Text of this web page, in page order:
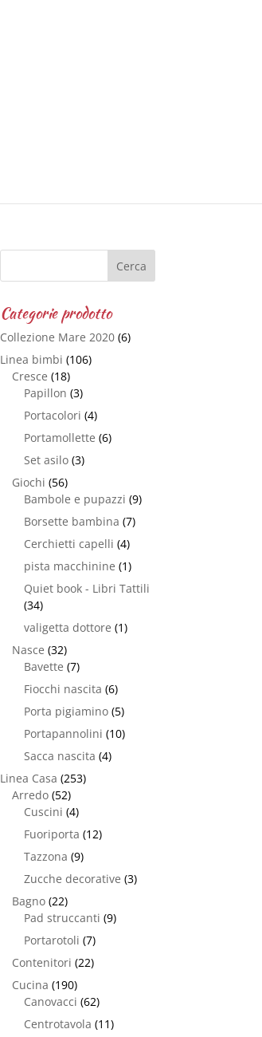
Categorie prodotto
Collezione Mare 2020 (6)
Linea bimbi (106)
Cresce (18)
Papillon (3)
Portacolori (4)
Portamollette (6)
Set asilo (3)
Giochi (56)
Bambole e pupazzi (9)
Borsette bambina (7)
Cerchietti capelli (4)
pista macchinine (1)
Quiet book - Libri Tattili
(34)
valigetta dottore (1)
Nasce (32)
Bavette (7)
Fiocchi nascita (6)
Porta pigiamino (5)
Portapannolini (10)
Sacca nascita (4)
Linea Casa (253)
Arredo (52)
Cuscini (4)
Fuoriporta (12)
Tazzona (9)
Zucche decorative (3)
Bagno (22)
Pad struccanti (9)
Portarotoli (7)
Contenitori (22)
Cucina (190)
Canovacci (62)
Centrotavola (11)